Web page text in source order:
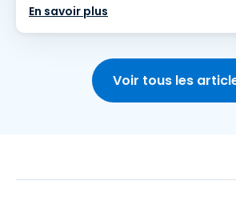
En savoir plus
Voir tous les